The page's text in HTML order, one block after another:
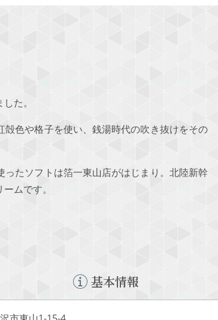
た。
色や格子を使い、銭湯時代の吹き抜けをその
たソフトは箔一東山店がはじまり。北陸新幹
ムです。
基本情報